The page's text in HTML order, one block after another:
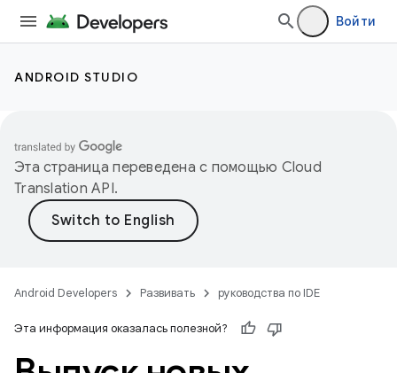
Войти
ANDROID STUDIO
Эта страница переведена с помощью Cloud
Translation API.
Android Developers Развивать руководства по IDE
Эта информация оказалась полезной?